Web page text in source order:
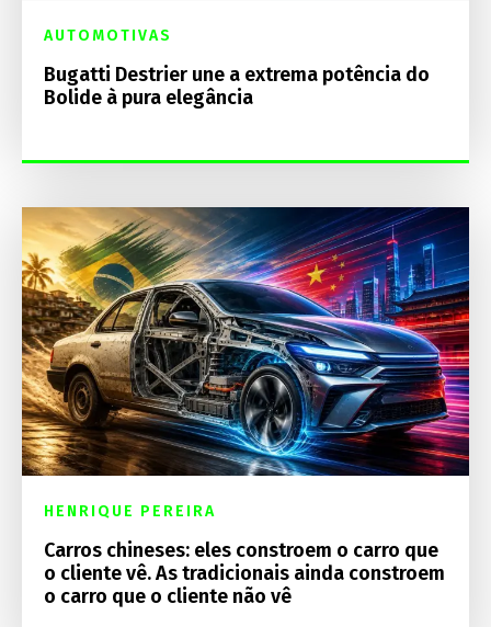
AUTOMOTIVAS
Bugatti Destrier une a extrema potência do
Bolide à pura elegância
HENRIQUE PEREIRA
Carros chineses: eles constroem o carro que
o cliente vê. As tradicionais ainda constroem
o carro que o cliente não vê